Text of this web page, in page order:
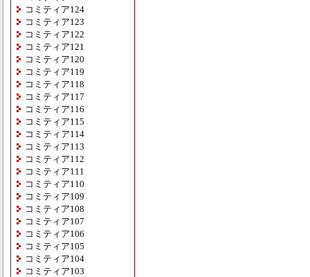
コミティア124
コミティア123
コミティア122
コミティア121
コミティア120
コミティア119
コミティア118
コミティア117
コミティア116
コミティア115
コミティア114
コミティア113
コミティア112
コミティア111
コミティア110
コミティア109
コミティア108
コミティア107
コミティア106
コミティア105
コミティア104
コミティア103